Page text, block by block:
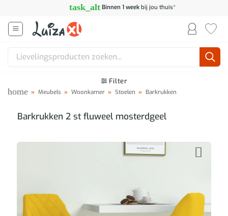
inhoud
task_alt Binnen 1 weekbij jou thuis*
Zoeken
Filter
home » Meubels » Woonkamer » Stoelen » Barkrukken
Barkrukken 2 st fluweel mosterdgeel